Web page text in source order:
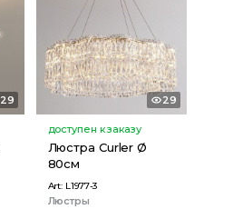
29 29
доступен к заказу
Люстра Curler Ø
80см
Art: L1977-3
Люстры